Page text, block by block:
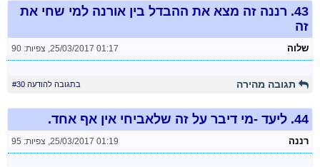
43. רננה זה מצא את ההבדל בין אורנה למי שחי את
זה
שלוה 25/03/2017 01:17
, צפיות: 90
תגובה מהירה בתגובה להודעה #30
44. ליעד -מי דיבר על זה שלאביחי אין אף אחד.
רננה 25/03/2017 01:19
, צפיות: 95